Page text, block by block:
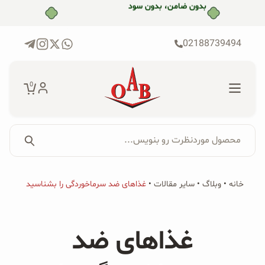
بدون ضامن، بدون سود
02188739494
0
برای:
جستجو...
پکیج‌ها
محصولات ارگانیک
محصول موردنظرت رو بنویس...
خانه • وبلاگ • سایر مقالات • غذاهای ضد سرماخوردگی را بشناسید
غذاهای ضد